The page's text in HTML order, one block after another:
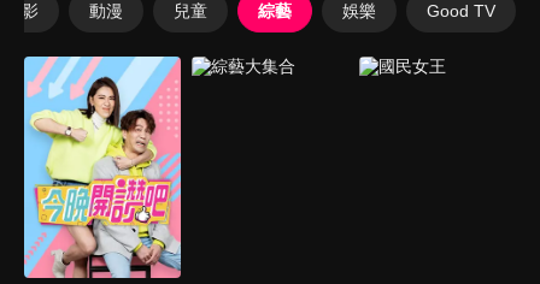
電影 動漫 兒童 綜藝 娛樂 Good TV